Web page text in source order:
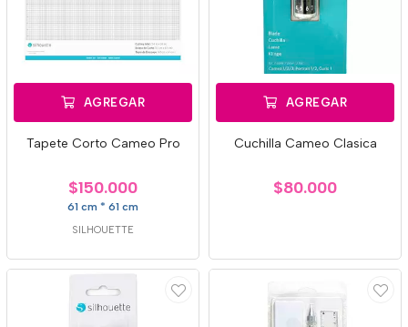
AGREGAR
Tapete Corto Cameo Pro
$150.000
61 cm * 61 cm
SILHOUETTE
AGREGAR
Cuchilla Cameo Clasica
$80.000